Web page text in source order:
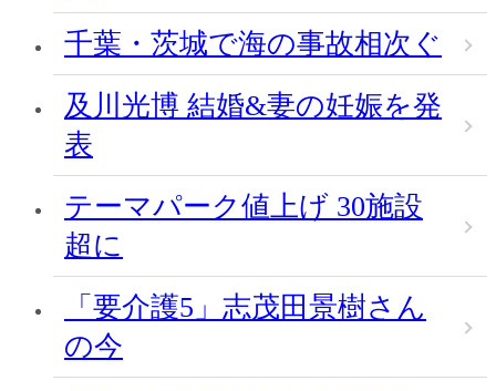
千葉・茨城で海の事故相次ぐ
及川光博 結婚&妻の妊娠を発
表
テーマパーク値上げ 30施設
超に
「要介護5」志茂田景樹さん
の今